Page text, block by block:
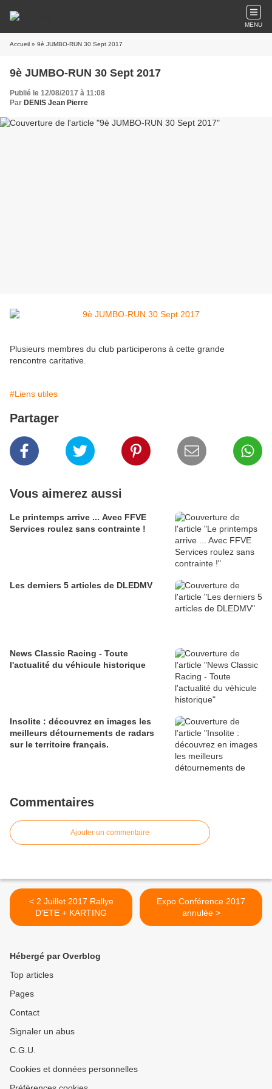
MENU
Accueil » 9è JUMBO-RUN 30 Sept 2017
9è JUMBO-RUN 30 Sept 2017
Publié le 12/08/2017 à 11:08
Par DENIS Jean Pierre
Plusieurs membres du club participerons à cette grande
rencontre caritative.
#Liens utiles
Partager
Vous aimerez aussi
Le printemps arrive ... Avec FFVE
Services roulez sans contrainte !
Les derniers 5 articles de DLEDMV
News Classic Racing - Toute
l'actualité du véhicule historique
Insolite : découvrez en images les
meilleurs détournements de radars
sur le territoire français.
Commentaires
Ajouter un commentaire
< 2 Juillet 2017 Rallye
D'ETE + KARTING
Expo Conférence 2017
annulée >
Hébergé par Overblog
Top articles
Pages
Contact
Signaler un abus
C.G.U.
Cookies et données personnelles